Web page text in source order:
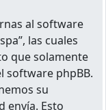
al software
las cuales
que solamente
software phpBB.
su
envía. Esto